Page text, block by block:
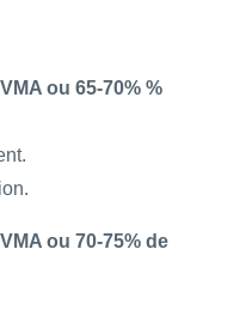
ou 65-70% %
ou 70-75% de